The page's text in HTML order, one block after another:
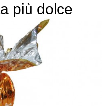
più dolce